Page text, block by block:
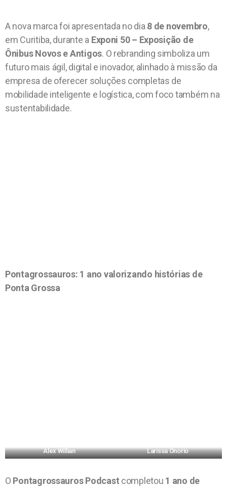
A nova marca foi apresentada no dia 8 de novembro,
em Curitiba, durante a Exponi 50 – Exposição de
Ônibus Novos e Antigos. O rebranding simboliza um
futuro mais ágil, digital e inovador, alinhado à missão da
empresa de oferecer soluções completas de
mobilidade inteligente e logística, com foco também na
sustentabilidade.
Pontagrossauros: 1 ano valorizando histórias de
Ponta Grossa
Alex Willian Larissa Onorio
O Pontagrossauros Podcast completou 1 ano de